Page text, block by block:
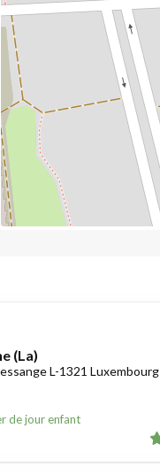
(La)
L-1321 Luxembourg
de jour enfant